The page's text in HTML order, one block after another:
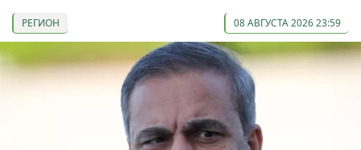
РЕГИОН 08 АВГУСТА 2026 23:59